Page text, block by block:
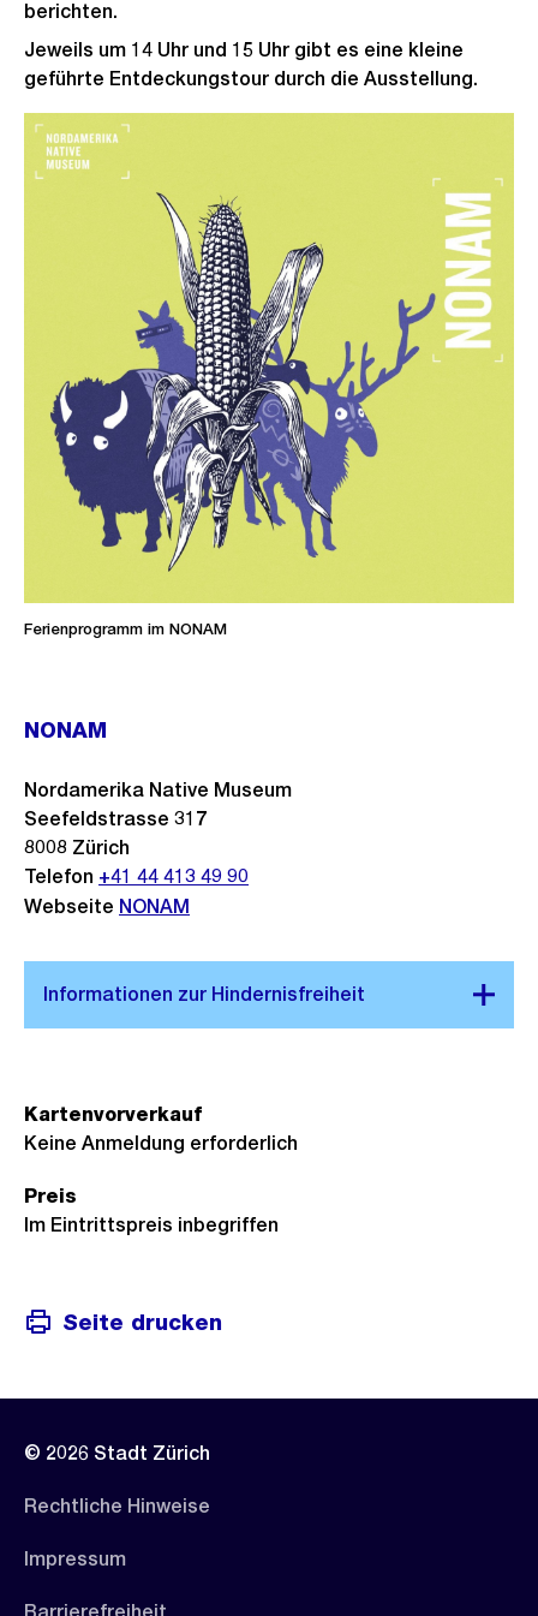
berichten.
Jeweils um 14 Uhr und 15 Uhr gibt es eine kleine
geführte Entdeckungstour durch die Ausstellung.
Ferienprogramm im NONAM
NONAM
Nordamerika Native Museum
Seefeldstrasse 317
8008 Zürich
Telefon +41 44 413 49 90
Webseite NONAM
Kartenvorverkauf
Keine Anmeldung erforderlich
Preis
Im Eintrittspreis inbegriffen
Seite drucken
© 2026 Stadt Zürich
Rechtliche Hinweise
Impressum